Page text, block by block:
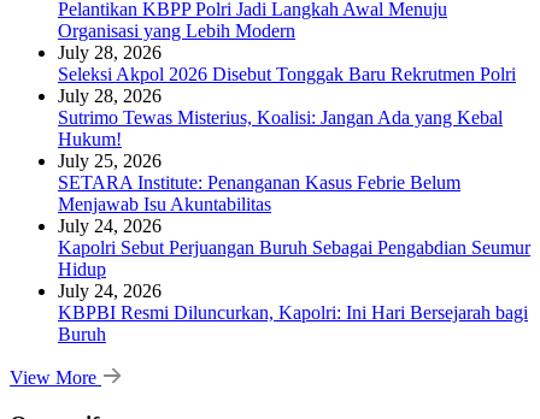
Pelantikan KBPP Polri Jadi Langkah Awal Menuju
Organisasi yang Lebih Modern
July 28, 2026
Seleksi Akpol 2026 Disebut Tonggak Baru Rekrutmen Polri
July 28, 2026
Sutrimo Tewas Misterius, Koalisi: Jangan Ada yang Kebal
Hukum!
July 25, 2026
SETARA Institute: Penanganan Kasus Febrie Belum
Menjawab Isu Akuntabilitas
July 24, 2026
Kapolri Sebut Perjuangan Buruh Sebagai Pengabdian Seumur
Hidup
July 24, 2026
KBPBI Resmi Diluncurkan, Kapolri: Ini Hari Bersejarah bagi
Buruh
View More